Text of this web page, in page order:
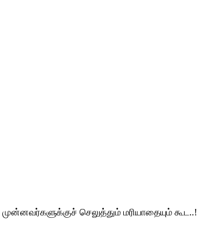
செலுத்தும் மரியாதையும் கூட..!